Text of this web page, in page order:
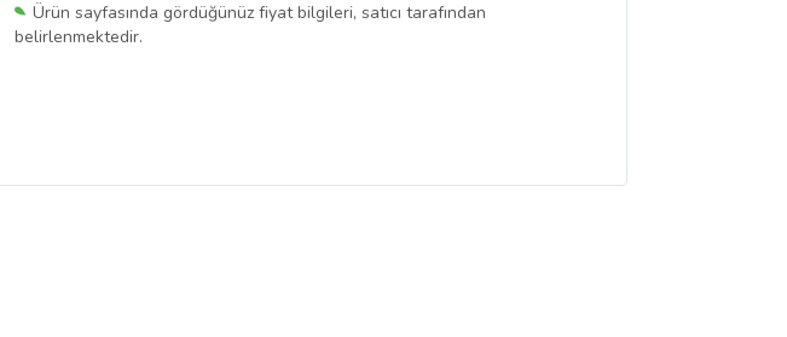
Ürün sayfasında gördüğünüz fiyat bilgileri, satıcı tarafından
belirlenmektedir.